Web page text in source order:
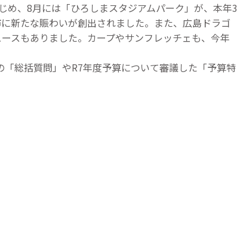
、8月には「ひろしまスタジアムパーク」が、本年3
新たな賑わいが創出されました。また、広島ドラゴ
スもありました。カープやサンフレッチェも、今年
総括質問」やR7年度予算について審議した「予算特